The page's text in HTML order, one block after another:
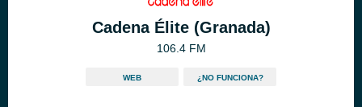
Cadena Élite (Granada)
106.4 FM
WEB ¿NO FUNCIONA?